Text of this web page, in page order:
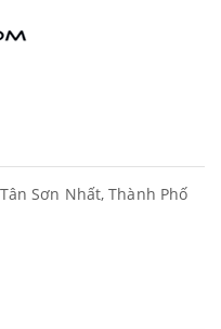
Sơn Nhất, Thành Phố